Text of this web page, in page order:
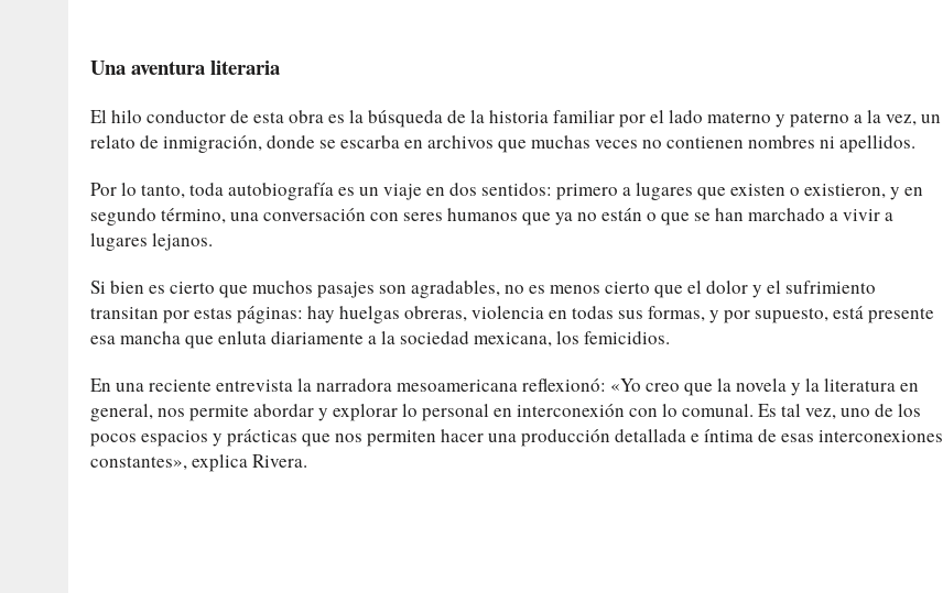
Una aventura literaria
El hilo conductor de esta obra es la búsqueda de la historia familiar por el lado materno y paterno a la vez, un
relato de inmigración, donde se escarba en archivos que muchas veces no contienen nombres ni apellidos.
Por lo tanto, toda autobiografía es un viaje en dos sentidos: primero a lugares que existen o existieron, y en
segundo término, una conversación con seres humanos que ya no están o que se han marchado a vivir a
lugares lejanos.
Si bien es cierto que muchos pasajes son agradables, no es menos cierto que el dolor y el sufrimiento
transitan por estas páginas: hay huelgas obreras, violencia en todas sus formas, y por supuesto, está presente
esa mancha que enluta diariamente a la sociedad mexicana, los femicidios.
En una reciente entrevista la narradora mesoamericana reflexionó: «Yo creo que la novela y la literatura en
general, nos permite abordar y explorar lo personal en interconexión con lo comunal. Es tal vez, uno de los
pocos espacios y prácticas que nos permiten hacer una producción detallada e íntima de esas interconexiones
constantes», explica Rivera.